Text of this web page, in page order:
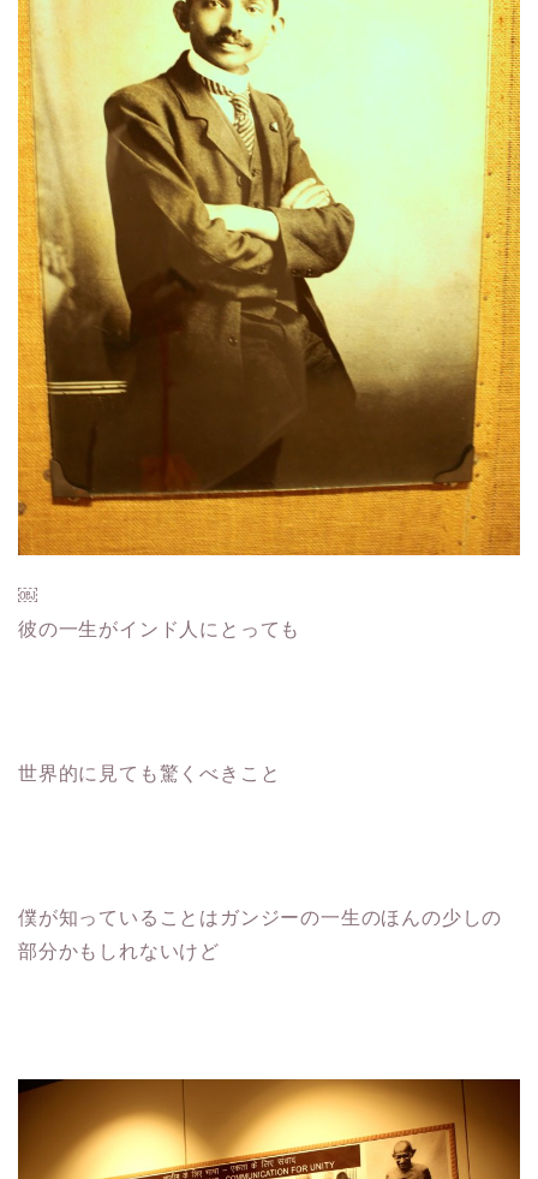
￼
彼の一生がインド人にとっても
世界的に見ても驚くべきこと
僕が知っていることはガンジーの一生のほんの少しの
部分かもしれないけど